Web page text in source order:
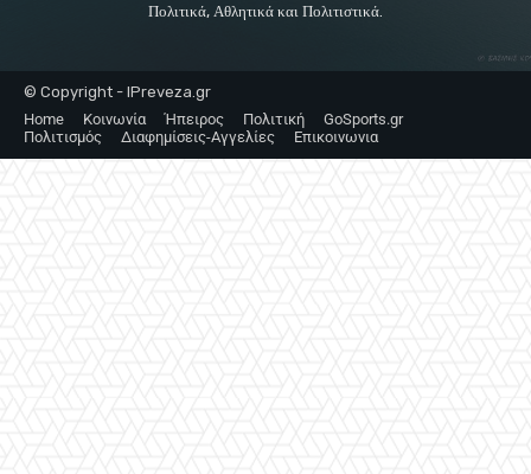
Πολιτικά, Αθλητικά και Πολιτιστικά.
© Copyright - IPreveza.gr
Home
Κοινωνία Ήπειρος Πολιτική
GoSports.gr
Πολιτισμός
Διαφημίσεις-Αγγελίες Επικοινωνια